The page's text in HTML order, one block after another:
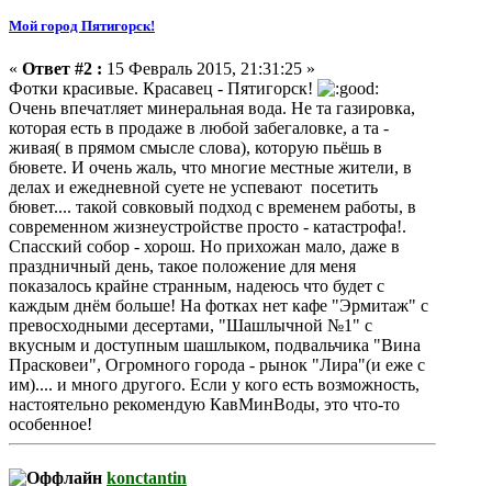
Мой город Пятигорск!
« Ответ #2 : 15 Февраль 2015, 21:31:25 »
Фотки красивые. Красавец - Пятигорск!
Очень впечатляет минеральная вода. Не та газировка,
которая есть в продаже в любой забегаловке, а та -
живая( в прямом смысле слова), которую пьёшь в
бювете. И очень жаль, что многие местные жители, в
делах и ежедневной суете не успевают посетить
бювет.... такой совковый подход с временем работы, в
современном жизнеустройстве просто - катастрофа!.
Спасский собор - хорош. Но прихожан мало, даже в
праздничный день, такое положение для меня
показалось крайне странным, надеюсь что будет с
каждым днём больше! На фотках нет кафе "Эрмитаж" с
превосходными десертами, "Шашлычной №1" с
вкусным и доступным шашлыком, подвальчика "Вина
Прасковеи", Огромного города - рынок "Лира"(и еже с
им).... и много другого. Если у кого есть возможность,
настоятельно рекомендую КавМинВоды, это что-то
особенное!
konctantin